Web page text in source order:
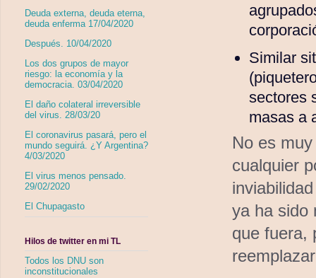
Similar
sectores
masas a
No es
cualquier
ya ha sido
que fuera,
Deuda externa, deuda eterna,
deuda enferma 17/04/2020
Después. 10/04/2020
Los dos grupos de mayor
riesgo: la economía y la
democracia. 03/04/2020
El daño colateral irreversible
del virus. 28/03/20
El coronavirus pasará, pero el
mundo seguirá. ¿Y Argentina?
4/03/2020
El virus menos pensado.
29/02/2020
El Chupagasto
Hilos de twitter en mi TL
Todos los DNU son
inconstitucionales